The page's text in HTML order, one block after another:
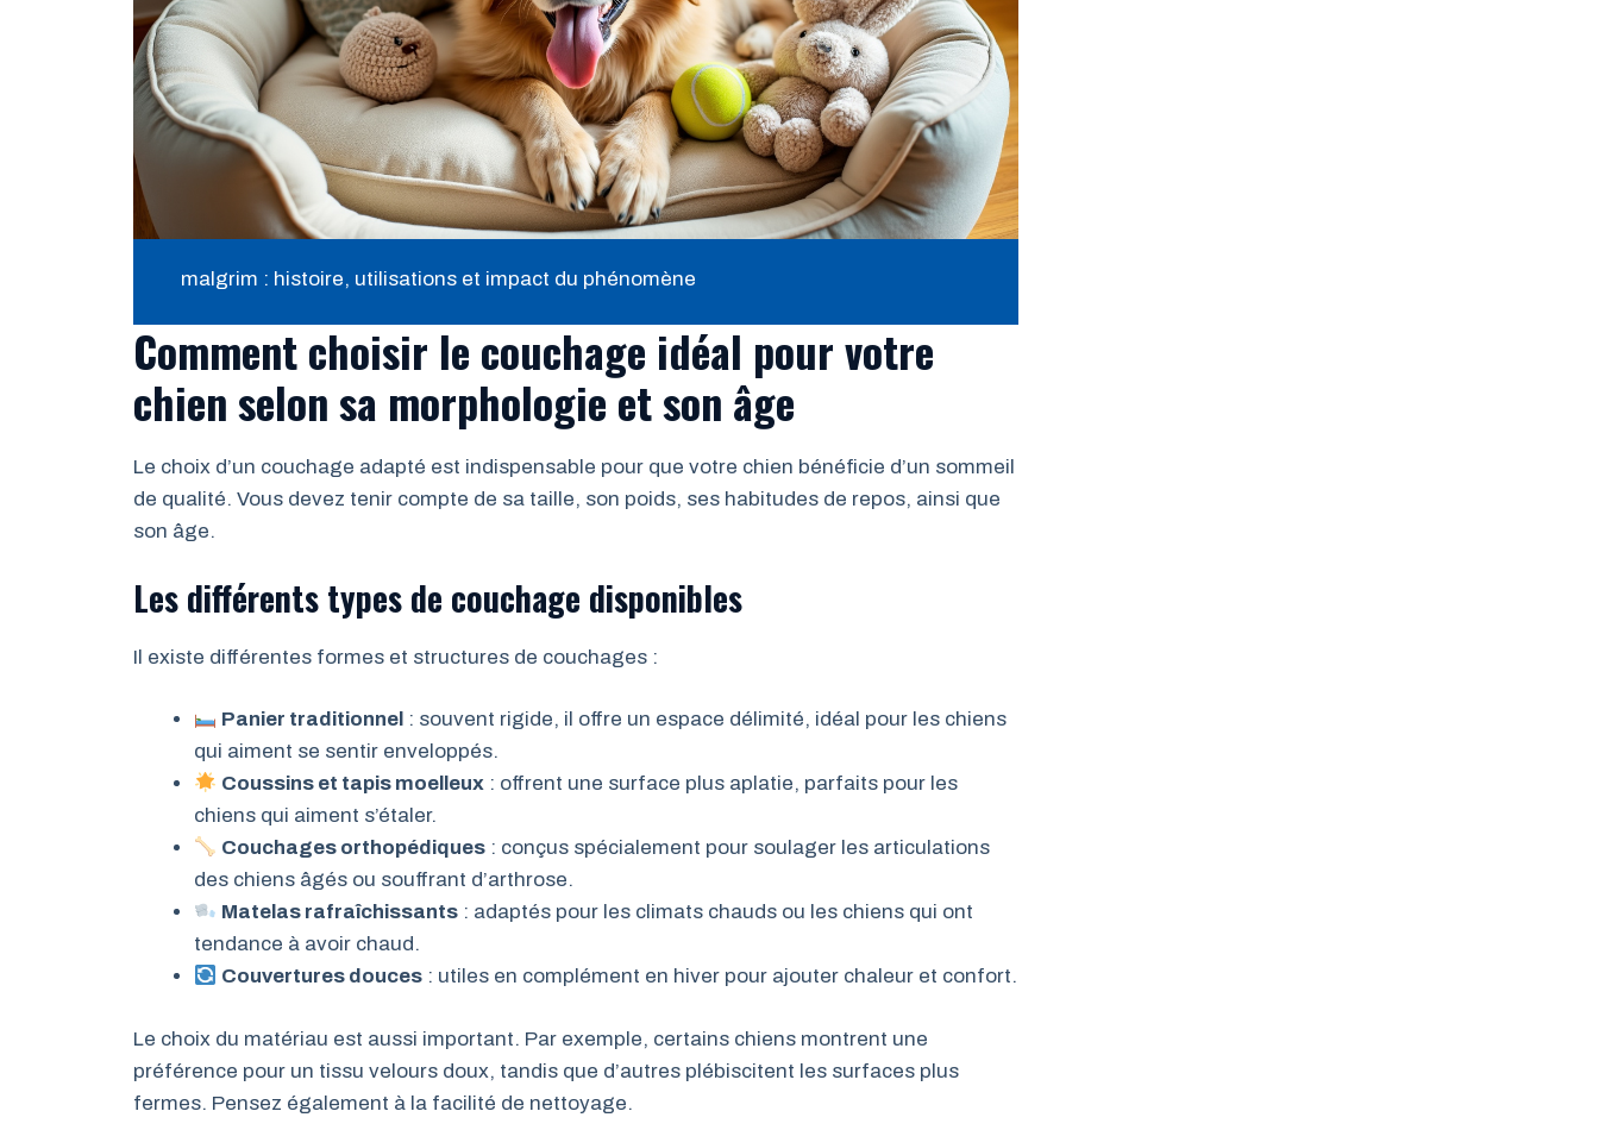
malgrim : histoire, utilisations et impact du phénomène
Comment choisir le couchage idéal pour votre
chien selon sa morphologie et son âge
Le choix d’un couchage adapté est indispensable pour que votre chien bénéficie d’un sommeil
de qualité. Vous devez tenir compte de sa taille, son poids, ses habitudes de repos, ainsi que
son âge.
Les différents types de couchage disponibles
Il existe différentes formes et structures de couchages :
Panier traditionnel : souvent rigide, il offre un espace délimité, idéal pour les chiens
qui aiment se sentir enveloppés.
Coussins et tapis moelleux : offrent une surface plus aplatie, parfaits pour les
chiens qui aiment s’étaler.
Couchages orthopédiques : conçus spécialement pour soulager les articulations
des chiens âgés ou souffrant d’arthrose.
Matelas rafraîchissants : adaptés pour les climats chauds ou les chiens qui ont
tendance à avoir chaud.
Couvertures douces : utiles en complément en hiver pour ajouter chaleur et confort.
Le choix du matériau est aussi important. Par exemple, certains chiens montrent une
préférence pour un tissu velours doux, tandis que d’autres plébiscitent les surfaces plus
fermes. Pensez également à la facilité de nettoyage.